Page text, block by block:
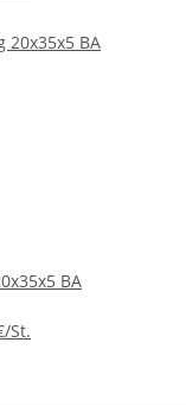
BA
St.